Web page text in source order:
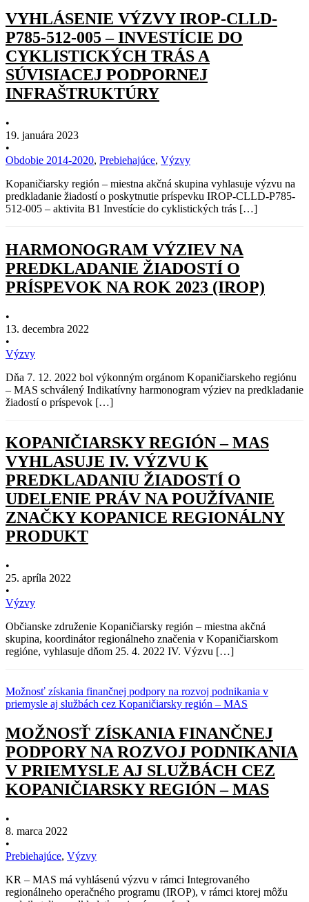
VYHLÁSENIE VÝZVY IROP-CLLD-
P785-512-005 – INVESTÍCIE DO
CYKLISTICKÝCH TRÁS A
SÚVISIACEJ PODPORNEJ
INFRAŠTRUKTÚRY
•
19. januára 2023
•
Obdobie 2014-2020, Prebiehajúce, Výzvy
Kopaničiarsky región – miestna akčná skupina vyhlasuje výzvu na
predkladanie žiadostí o poskytnutie príspevku IROP-CLLD-P785-
512-005 – aktivita B1 Investície do cyklistických trás […]
HARMONOGRAM VÝZIEV NA
PREDKLADANIE ŽIADOSTÍ O
PRÍSPEVOK NA ROK 2023 (IROP)
•
13. decembra 2022
•
Výzvy
Dňa 7. 12. 2022 bol výkonným orgánom Kopaničiarskeho regiónu
– MAS schválený Indikatívny harmonogram výziev na predkladanie
žiadostí o príspevok […]
KOPANIČIARSKY REGIÓN – MAS
VYHLASUJE IV. VÝZVU K
PREDKLADANIU ŽIADOSTÍ O
UDELENIE PRÁV NA POUŽÍVANIE
ZNAČKY KOPANICE REGIONÁLNY
PRODUKT
•
25. apríla 2022
•
Výzvy
Občianske združenie Kopaničiarsky región – miestna akčná
skupina, koordinátor regionálneho značenia v Kopaničiarskom
regióne, vyhlasuje dňom 25. 4. 2022 IV. Výzvu […]
Možnosť získania finančnej podpory na rozvoj podnikania v
priemysle aj službách cez Kopaničiarsky región – MAS
MOŽNOSŤ ZÍSKANIA FINANČNEJ
PODPORY NA ROZVOJ PODNIKANIA
V PRIEMYSLE AJ SLUŽBÁCH CEZ
KOPANIČIARSKY REGIÓN – MAS
•
8. marca 2022
•
Prebiehajúce, Výzvy
KR – MAS má vyhlásenú výzvu v rámci Integrovaného
regionálneho operačného programu (IROP), v rámci ktorej môžu